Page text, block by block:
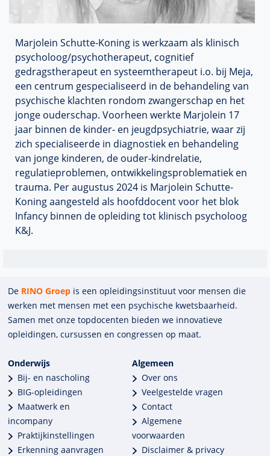
Marjolein Schutte-Koning is werkzaam als klinisch
psycholoog/psychotherapeut, cognitief
gedragstherapeut en systeemtherapeut i.o. bij Meja,
een centrum gespecialiseerd in de behandeling van
psychische klachten rondom zwangerschap en het
jonge ouderschap. Voorheen werkte Marjolein 17
jaar binnen de kinder- en jeugdpsychiatrie, waar zij
zich specialiseerde in diagnostiek en behandeling
van jonge kinderen, de ouder-kindrelatie,
regulatieproblemen, ontwikkelingsproblematiek en
trauma. Per augustus 2024 is Marjolein Schutte-
Koning aangesteld als hoofddocent voor het blok
Infancy binnen de opleiding tot klinisch psycholoog
K&J.
De RINO Groep is een opleidings­insti­tuut voor mensen die
werken met mensen met een psychische kwets­baar­heid.
Samen met onze top­docenten bieden we innova­tieve
opleidingen, cursussen en congres­sen op maat.
Onderwijs
Bij- en nascholing
BIG-opleidingen
Maatwerk en
incompany
Praktijkinstellingen
Erkenning aanvragen
Algemeen
Over ons
Veelgestelde vragen
Contact
Algemene
voorwaarden
Disclaimer & privacy